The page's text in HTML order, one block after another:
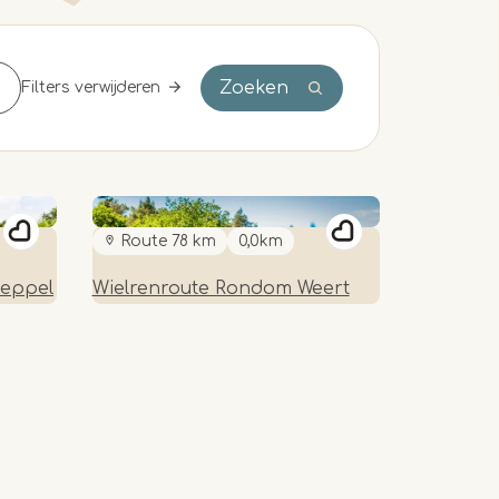
Filters verwijderen Zoeken
Route 78 km 0,0km
Wielrenroute Rondom Weert